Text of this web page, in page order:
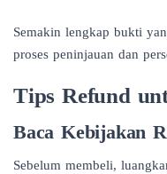
Semakin lengkap bukti
proses peninjauan dan
Tips Refund
Baca Kebijakan
Sebelum membeli,